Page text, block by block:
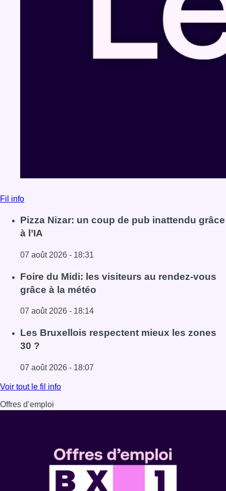
Fil info
Pizza Nizar: un coup de pub inattendu grâce
à l’IA
07 août 2026 - 18:31
Lire l'article Pizza Nizar: un coup de pub inattendu grâce
Foire du Midi: les visiteurs au rendez-vous
grâce à la météo
07 août 2026 - 18:14
Lire l'article Foire du Midi: les visiteurs au rendez-vous
Les Bruxellois respectent mieux les zones
30 ?
07 août 2026 - 18:07
Lire l'article Les Bruxellois respectent mieux les zones 30
Voir tout le fil info
Offres d’emploi